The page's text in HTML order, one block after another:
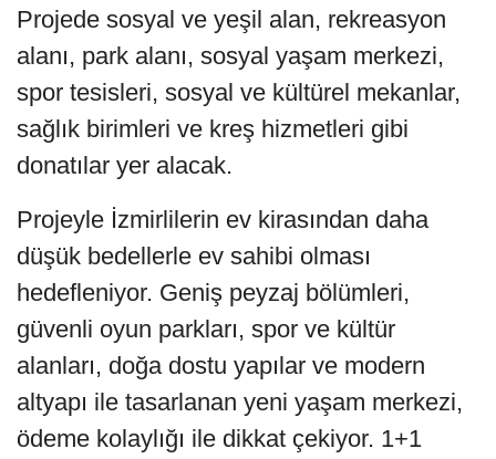
Projede sosyal ve yeşil alan, rekreasyon
alanı, park alanı, sosyal yaşam merkezi,
spor tesisleri, sosyal ve kültürel mekanlar,
sağlık birimleri ve kreş hizmetleri gibi
donatılar yer alacak.
Projeyle İzmirlilerin ev kirasından daha
düşük bedellerle ev sahibi olması
hedefleniyor. Geniş peyzaj bölümleri,
güvenli oyun parkları, spor ve kültür
alanları, doğa dostu yapılar ve modern
altyapı ile tasarlanan yeni yaşam merkezi,
ödeme kolaylığı ile dikkat çekiyor. 1+1